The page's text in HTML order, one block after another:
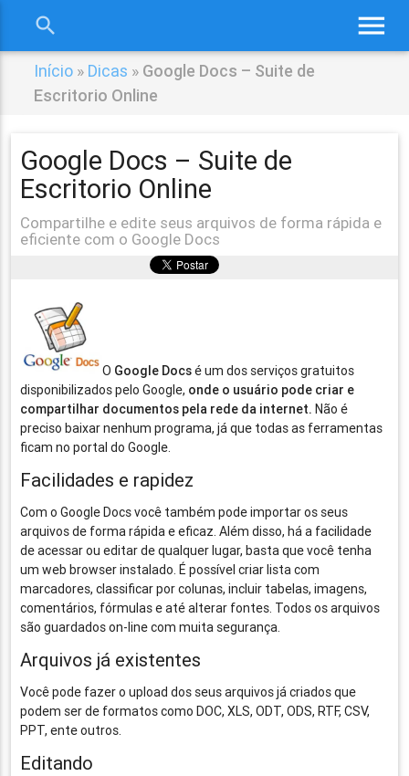
menu
search
Início » Dicas » Google Docs – Suite de
Escritorio Online
Google Docs – Suite de
Escritorio Online
Compartilhe e edite seus arquivos de forma rápida e
eficiente com o Google Docs
O Google Docsé um dos serviços gratuitos
disponibilizados pelo Google, onde o usuário pode criar e
compartilhar documentos pela rede da internet. Não é
preciso baixar nenhum programa, já que todas as ferramentas
ficam no portal do Google.
Facilidades e rapidez
Com o Google Docs você também pode importar os seus
arquivos de forma rápida e eficaz. Além disso, há a facilidade
de acessar ou editar de qualquer lugar, basta que você tenha
um web browser instalado. É possível criar lista com
marcadores, classificar por colunas, incluir tabelas, imagens,
comentários, fórmulas e até alterar fontes. Todos os arquivos
são guardados on-line com muita segurança.
Arquivos já existentes
Você pode fazer o upload dos seus arquivos já criados que
podem ser de formatos como DOC, XLS, ODT, ODS, RTF, CSV,
PPT, ente outros.
Editando